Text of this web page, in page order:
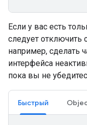
Если у вас есть
следует отключить
например, сделать
интерфейса
пока вы не
Быстрый